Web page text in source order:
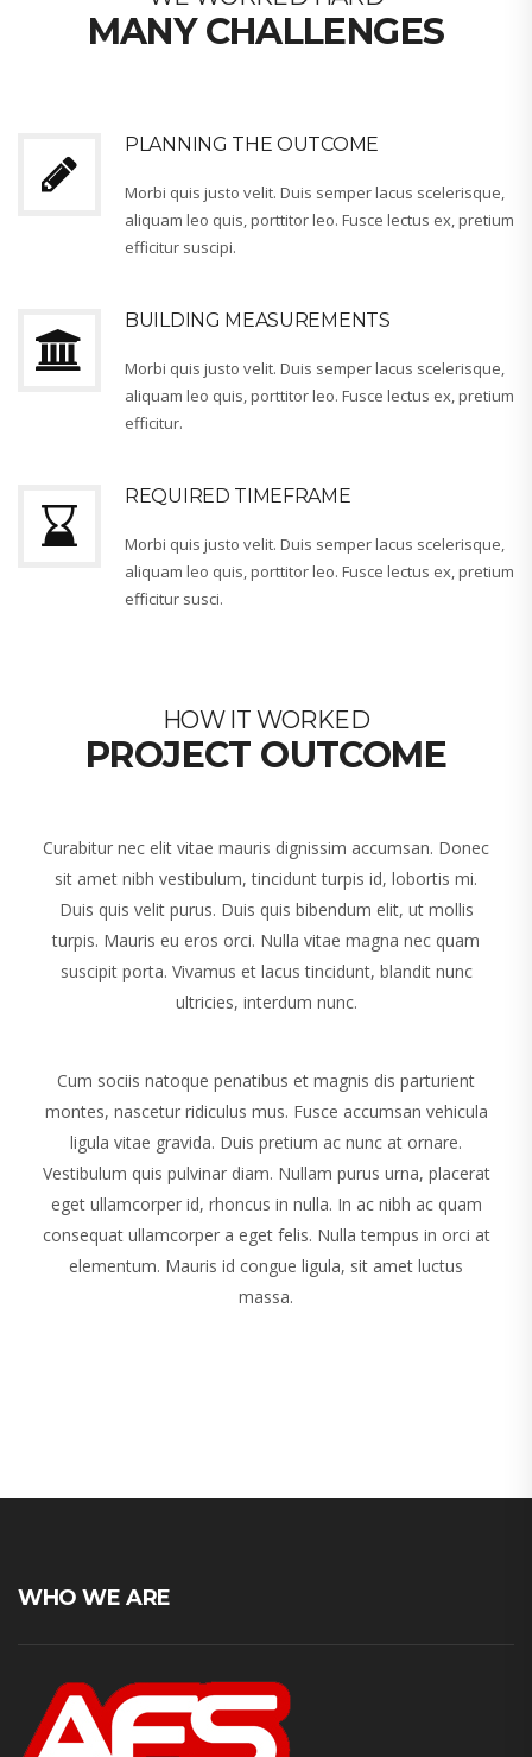
MANY CHALLENGES
PLANNING THE OUTCOME
Morbi quis justo velit. Duis semper lacus scelerisque,
aliquam leo quis, porttitor leo. Fusce lectus ex, pretium
efficitur suscipi.
BUILDING MEASUREMENTS
Morbi quis justo velit. Duis semper lacus scelerisque,
aliquam leo quis, porttitor leo. Fusce lectus ex, pretium
efficitur.
REQUIRED TIMEFRAME
Morbi quis justo velit. Duis semper lacus scelerisque,
aliquam leo quis, porttitor leo. Fusce lectus ex, pretium
efficitur susci.
HOW IT WORKED
PROJECT OUTCOME
Curabitur nec elit vitae mauris dignissim accumsan. Donec
sit amet nibh vestibulum, tincidunt turpis id, lobortis mi.
Duis quis velit purus. Duis quis bibendum elit, ut mollis
turpis. Mauris eu eros orci. Nulla vitae magna nec quam
suscipit porta. Vivamus et lacus tincidunt, blandit nunc
ultricies, interdum nunc.
Cum sociis natoque penatibus et magnis dis parturient
montes, nascetur ridiculus mus. Fusce accumsan vehicula
ligula vitae gravida. Duis pretium ac nunc at ornare.
Vestibulum quis pulvinar diam. Nullam purus urna, placerat
eget ullamcorper id, rhoncus in nulla. In ac nibh ac quam
consequat ullamcorper a eget felis. Nulla tempus in orci at
elementum. Mauris id congue ligula, sit amet luctus
massa.
WHO WE ARE